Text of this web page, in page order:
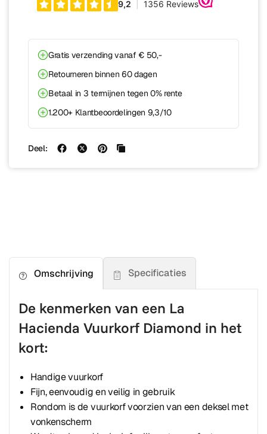
Gratis verzending vanaf € 50,-
Retourneren binnen 60 dagen
Betaal in 3 termijnen tegen 0% rente
1.200+ Klantbeoordelingen 9,3/10
Deel:
Omschrijving Specificaties
De kenmerken van een La
Hacienda Vuurkorf Diamond in het
kort:
Handige vuurkorf
Fijn, eenvoudig en veilig in gebruik
Rondom is de vuurkorf voorzien van een deksel met
vonkenscherm